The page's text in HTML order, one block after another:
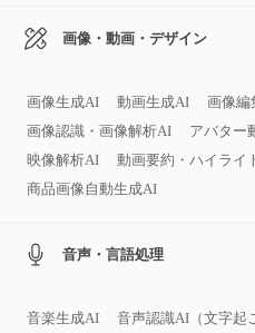
画像・動画・デザイン
画像生成AI 動画生成AI
画像編
画像認識・画像解析AI
アバター
映像解析AI
動画要約・ハイライ
商品画像自動生成AI
音声・言語処理
音楽生成AI 音声認識AI（文字起